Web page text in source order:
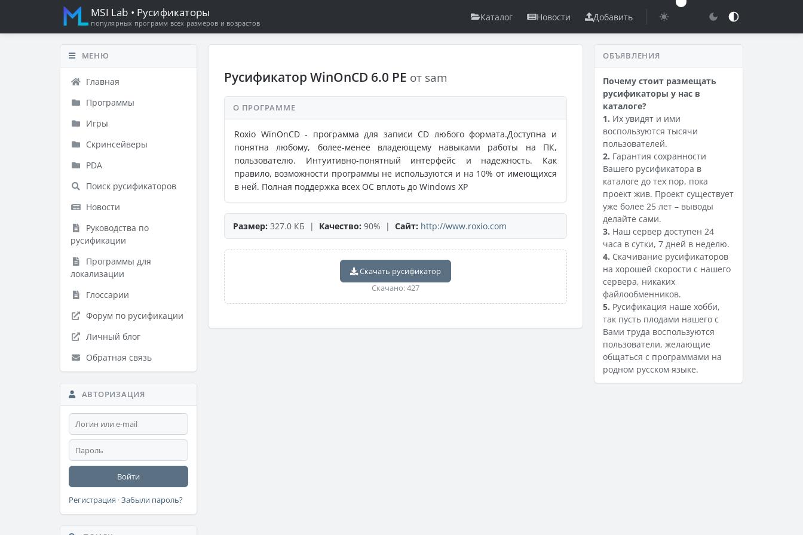
MSI Lab • Русификаторы
популярных программ всех размеров и возрастов
Каталог Новости Добавить
МЕНЮ
Главная
Программы
Игры
Скринсейверы
PDA
Поиск русификаторов
Новости
Руководства по
русификации
Программы для
локализации
Глоссарии
Форум по русификации
Личный блог
Обратная связь
АВТОРИЗАЦИЯ
Войти
Регистрация ·Забыли пароль?
Русификатор WinOnCD 6.0 PE от sam
О ПРОГРАММЕ
Roxio WinOnCD - программа для записи CD любого формата.Доступна и
понятна любому, более-менее владеющему навыками работы на ПК,
пользователю. Интуитивно-понятный интерфейс и надежность. Как
правило, возможности программы не используются и на 10% от имеющихся
в ней. Полная поддержка всех ОС вплоть до Windows XP
Размер: 327.0 КБ | Качество: 90% | Сайт: http://www.roxio.com
Скачать русификатор
Скачано: 427
ОБЪЯВЛЕНИЯ
Почему стоит размещать
русификаторы у нас в
каталоге?
1. Их увидят и ими
воспользуются тысячи
пользователей.
2. Гарантия сохранности
Вашего русификатора в
каталоге до тех пор, пока
проект жив. Проект существует
уже более 25 лет – выводы
делайте сами.
3. Наш сервер доступен 24
часа в сутки, 7 дней в неделю.
4. Скачивание русификаторов
на хорошей скорости с нашего
сервера, никаких
файлообменников.
5. Русификация наше хобби,
так пусть плодами нашего с
Вами труда воспользуются
пользователи, желающие
общаться с программами на
родном русском языке.